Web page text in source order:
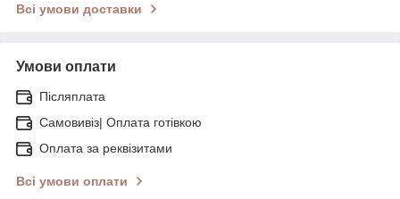
Всі умови доставки
Умови оплати
Післяплата
Самовивіз| Оплата готівкою
Оплата за реквізитами
Всі умови оплати